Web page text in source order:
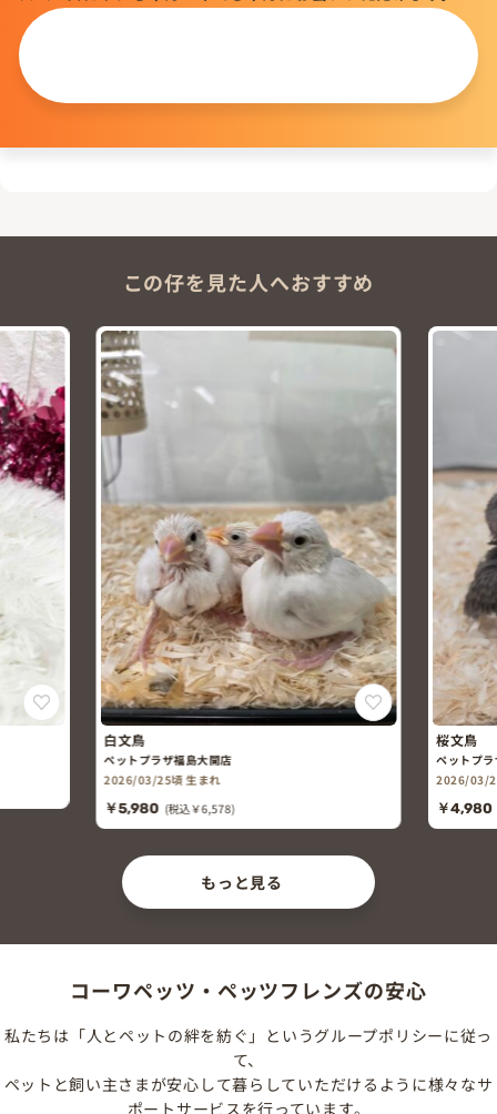
この仔を見た人へおすすめ
白文鳥
ペットプラザ福島大開店
2026/03/25頃 生まれ
￥5,980 (税込￥6,578)
桜文鳥
ペットプ
2026/03/
￥4,980
もっと見る
コーワペッツ・ペッツフレンズの安心
私たちは「人とペットの絆を紡ぐ」というグループポリシーに従っ
て、
ペットと飼い主さまが安心して暮らしていただけるように様々なサ
ポートサービスを行っています。